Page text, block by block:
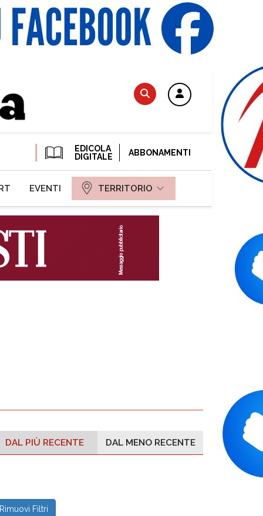
EDICOLA
DIGITALE
ABBONAMENTI
EVENTI TERRITORIO
DAL PIÙ RECENTE DAL MENO RECENTE
Rimuovi Filtri